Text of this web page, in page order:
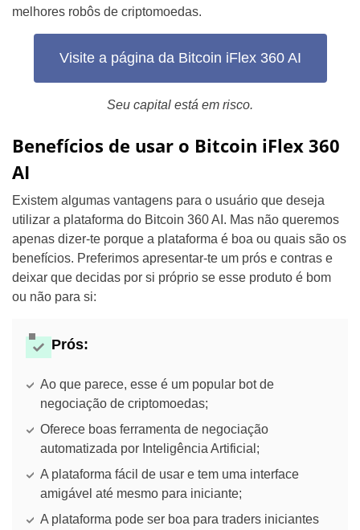
melhores robôs de criptomoedas.
Visite a página da Bitcoin iFlex 360 AI
Seu capital está em risco.
Benefícios de usar o Bitcoin iFlex 360
AI
Existem algumas vantagens para o usuário que deseja
utilizar a plataforma do Bitcoin 360 AI. Mas não queremos
apenas dizer-te porque a plataforma é boa ou quais são os
benefícios. Preferimos apresentar-te um prós e contras e
deixar que decidas por si próprio se esse produto é bom
ou não para si:
Prós:
Ao que parece, esse é um popular bot de
negociação de criptomoedas;
Oferece boas ferramenta de negociação
automatizada por Inteligência Artificial;
A plataforma fácil de usar e tem uma interface
amigável até mesmo para iniciante;
A plataforma pode ser boa para traders iniciantes